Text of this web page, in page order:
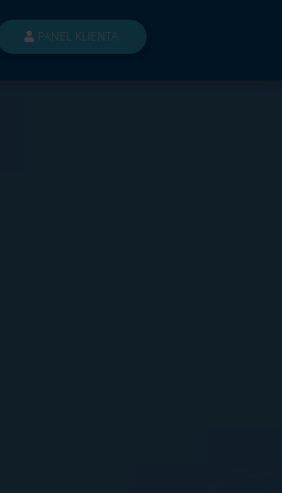
PANEL KLIENTA